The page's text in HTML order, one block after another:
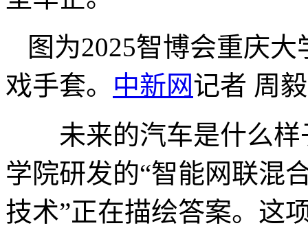
图为2025智博会重庆
戏手套。 中新网记者 周
未来的汽车是什么样
学院研发的“智能网联混
技术”正在描绘答案。这